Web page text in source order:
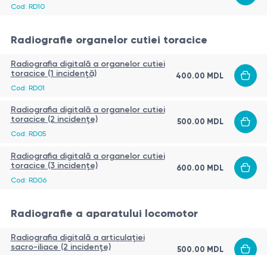
Cod: RD10
Radiografie organelor cutiei toracice
Radiografia digitală a organelor cutiei
toracice (1 incidență)
Cod: RD01
400.00 MDL
Radiografia digitală a organelor cutiei
toracice (2 incidențe)
Cod: RD05
500.00 MDL
Radiografia digitală a organelor cutiei
toracice (3 incidențe)
Cod: RD06
600.00 MDL
Radiografie a aparatului locomotor
Radiografia digitală a articulației
sacro-iliace (2 incidențe)
500.00 MDL